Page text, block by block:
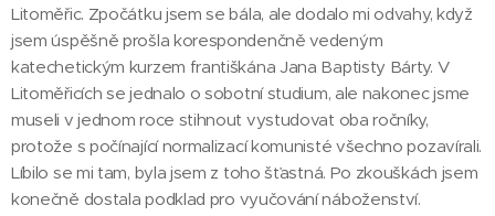
Litoměřic. Zpočátku jsem se bála, ale dodalo mi odvahy, když
jsem úspěšně prošla korespondenčně vedeným
katechetickým kurzem františkána Jana Baptisty Bárty. V
Litoměřicích se jednalo o sobotní studium, ale nakonec jsme
museli v jednom roce stihnout vystudovat oba ročníky,
protože s počínající normalizací komunisté všechno pozavírali.
Líbilo se mi tam, byla jsem z toho šťastná. Po zkouškách jsem
konečně dostala podklad pro vyučování náboženství.